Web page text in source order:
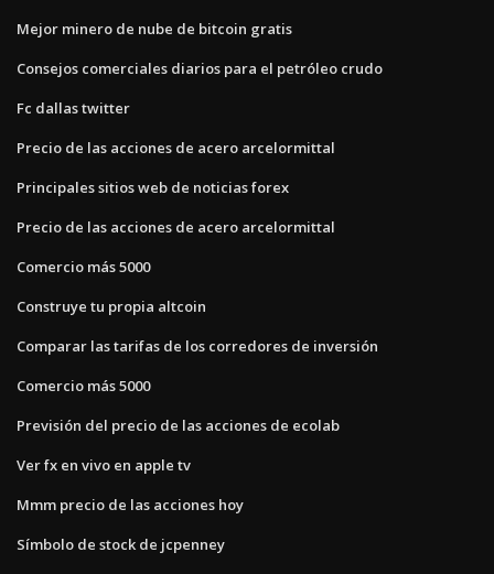
Mejor minero de nube de bitcoin gratis
Consejos comerciales diarios para el petróleo crudo
Fc dallas twitter
Precio de las acciones de acero arcelormittal
Principales sitios web de noticias forex
Precio de las acciones de acero arcelormittal
Comercio más 5000
Construye tu propia altcoin
Comparar las tarifas de los corredores de inversión
Comercio más 5000
Previsión del precio de las acciones de ecolab
Ver fx en vivo en apple tv
Mmm precio de las acciones hoy
Símbolo de stock de jcpenney